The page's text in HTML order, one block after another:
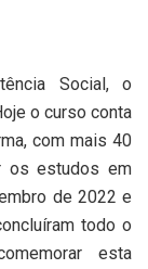
Social, o
o curso conta
com mais 40
os estudos em
de 2022 e
todo o
esta